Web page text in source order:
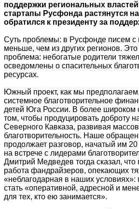
поддержки региональных
стартапы Русфонда растянутся
обратился к президенту за
Суть проблемы: в Русфонде писем с
меньше, чем из других регионов.
проблема: небогатые родители
осведомлены о спасительных
ресурсах.
Южный проект, как мы
системное благотворительное
детей Юга России. В более широком
том, чтобы продуцировать доброту
Северного Кавказа, развивая
благотворительность. Наше
продолжает разговор, начатый им
на встрече с лидерами
Дмитрий Медведев тогда сказал, что
работа фандрайзеров, опекающих
«неблагодарная в наших
стать «оперативной, адресной и
для тех, кто ею занимается».